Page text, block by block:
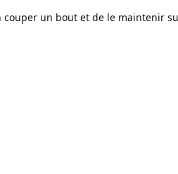
un bout et de le maintenir